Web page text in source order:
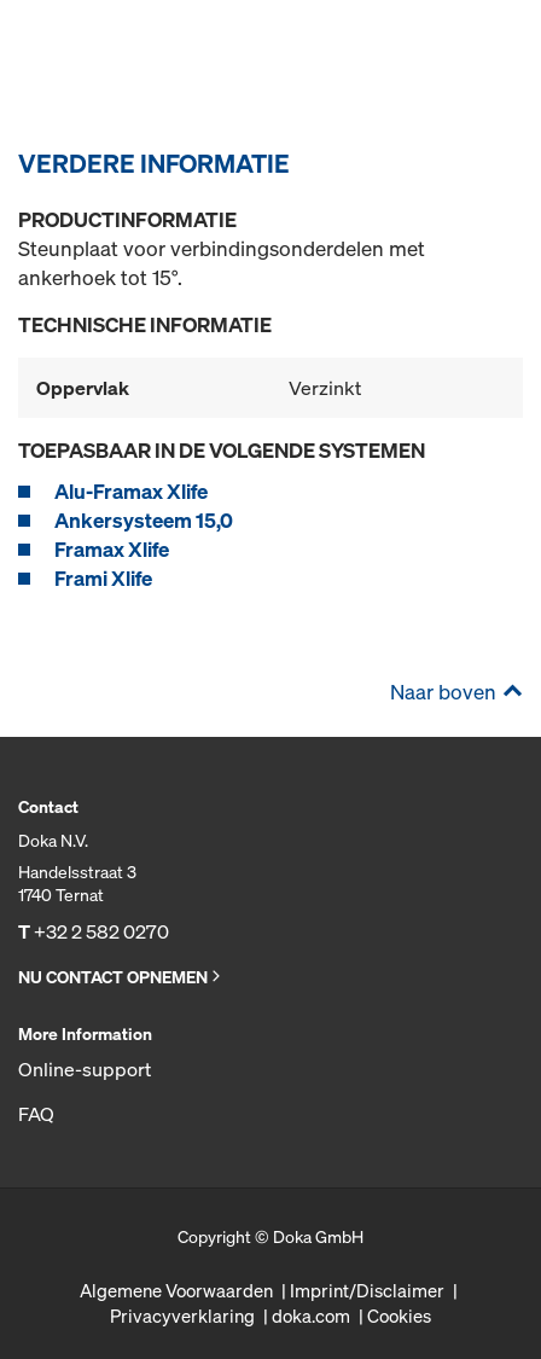
VERDERE INFORMATIE
PRODUCTINFORMATIE
Steunplaat voor verbindingsonderdelen met
ankerhoek tot 15°.
TECHNISCHE INFORMATIE
Oppervlak Verzinkt
TOEPASBAAR IN DE VOLGENDE SYSTEMEN
Alu-Framax Xlife
Ankersysteem 15,0
Framax Xlife
Frami Xlife
Naar boven
Contact
Doka N.V.
Handelsstraat 3
1740 Ternat
T+32 2 582 0270
NU CONTACT OPNEMEN
More Information
Online-support
FAQ
Copyright © Doka GmbH
Algemene Voorwaarden
Imprint/Disclaimer
Privacyverklaring
doka.com Cookies